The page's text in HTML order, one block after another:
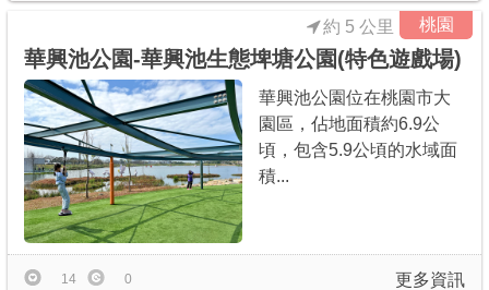
桃園
華興池公園-華興池生態埤塘公園(特色遊戲場)
約 5 公里
華興池公園位在桃園市大
園區，佔地面積約6.9公
頃，包含5.9公頃的水域面
積...
更多資訊
14 0